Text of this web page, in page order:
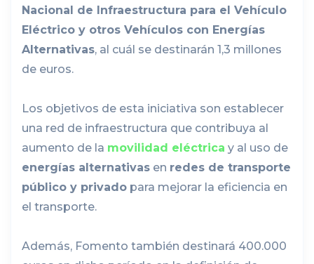
Nacional de Infraestructura para el Vehículo
Eléctrico y otros Vehículos con Energías
Alternativas, al cuál se destinarán 1,3 millones
de euros.
Los objetivos de esta iniciativa son establecer
una red de infraestructura que contribuya al
aumento de la movilidad eléctrica y al uso de
energías alternativas en redes de transporte
público y privado para mejorar la eficiencia en
el transporte.
Además, Fomento también destinará 400.000